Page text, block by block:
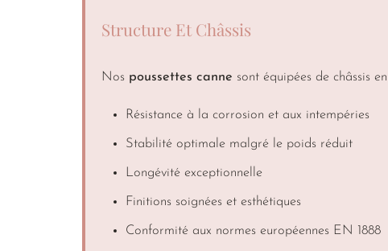
Structure Et Châssis
Nos poussettes canne sont équipées de châssis
Résistance à la corrosion et aux intempéries
Stabilité optimale malgré le poids réduit
Longévité exceptionnelle
Finitions soignées et esthétiques
Conformité aux normes européennes EN 1888